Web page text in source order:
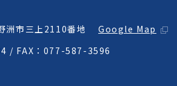
洲市三上2110番地
Google Map
/ FAX：077-587-3596